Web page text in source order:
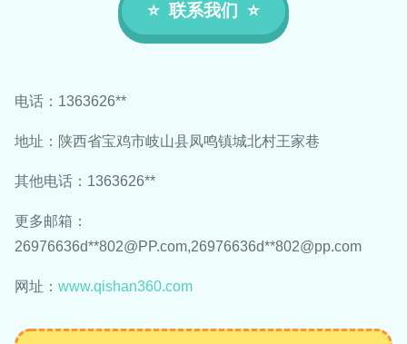
联系我们
电话：1363626**
地址：陕西省宝鸡市岐山县凤鸣镇城北村王家巷
其他电话：1363626**
更多邮箱：
26976636d**802@PP.com,26976636d**802@pp.com
网址： www.qishan360.com